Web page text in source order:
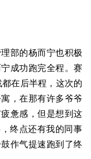
部的杨而宁也积极
成功跑完全程。赛
在后半程，这次的
，在那有许多爷爷
惫感，但是想到这
终点还有我的同事
作气提速跑到了终